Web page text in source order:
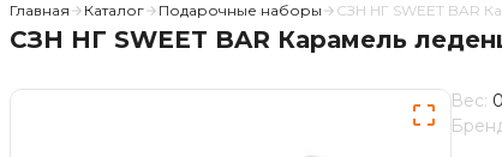
Главная Каталог Подарочные наборы СЗН НГ SWEET BAR
СЗН НГ SWEET BAR Карамель
Вес: